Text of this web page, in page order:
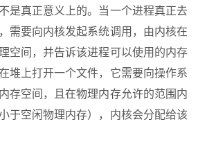
是真正意义上的。当一个进程真正去
需要向内核发起系统调用，由内核在
空间，并告诉该进程可以使用的内存
堆上打开一个文件，它需要向操作系
存空间，且在物理内存允许的范围内
于空闲物理内存），内核会分配给该